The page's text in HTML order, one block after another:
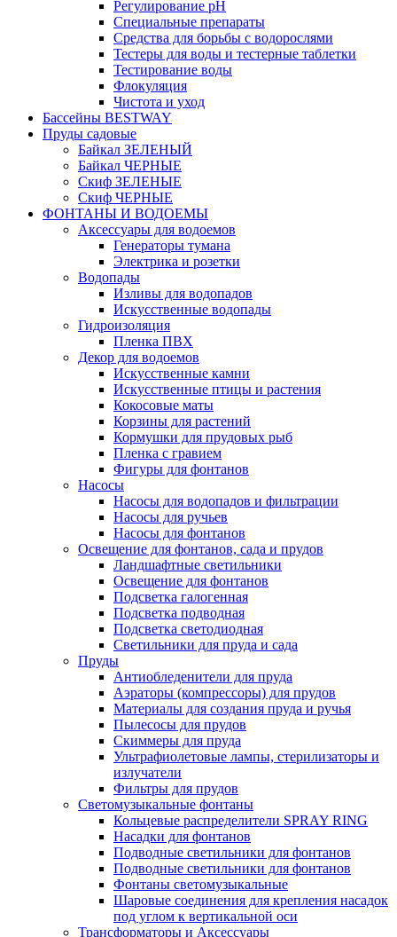
Регулирование pH
Специальные препараты
Средства для борьбы с водорослями
Тестеры для воды и тестерные таблетки
Тестирование воды
Флокуляция
Чистота и уход
Бассейны BESTWAY
Пруды садовые
Байкал ЗЕЛЕНЫЙ
Байкал ЧЕРНЫЕ
Скиф ЗЕЛЕНЫЕ
Скиф ЧЕРНЫЕ
ФОНТАНЫ И ВОДОЕМЫ
Аксессуары для водоемов
Генераторы тумана
Электрика и розетки
Водопады
Изливы для водопадов
Искусственные водопады
Гидроизоляция
Пленка ПВХ
Декор для водоемов
Искусственные камни
Искусственные птицы и растения
Кокосовые маты
Корзины для растений
Кормушки для прудовых рыб
Пленка с гравием
Фигуры для фонтанов
Насосы
Насосы для водопадов и фильтрации
Насосы для ручьев
Насосы для фонтанов
Освещение для фонтанов, сада и прудов
Ландшафтные светильники
Освещение для фонтанов
Подсветка галогенная
Подсветка подводная
Подсветка светодиодная
Светильники для пруда и сада
Пруды
Антиобледенители для пруда
Аэраторы (компрессоры) для прудов
Материалы для создания пруда и ручья
Пылесосы для прудов
Скиммеры для пруда
Ультрафиолетовые лампы, стерилизаторы и
излучатели
Фильтры для прудов
Светомузыкальные фонтаны
Кольцевые распределители SPRAY RING
Насадки для фонтанов
Подводные светильники для фонтанов
Подводные светильники для фонтанов
Фонтаны светомузыкальные
Шаровые соединения для крепления насадок
под углом к вертикальной оси
Трансформаторы и Аксессуары